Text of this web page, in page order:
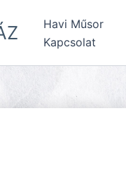
Havi Műsor
Kapcsolat